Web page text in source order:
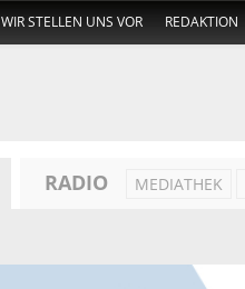
WIR STELLEN UNS VOR REDAKTION
RADIO MEDIATHEK